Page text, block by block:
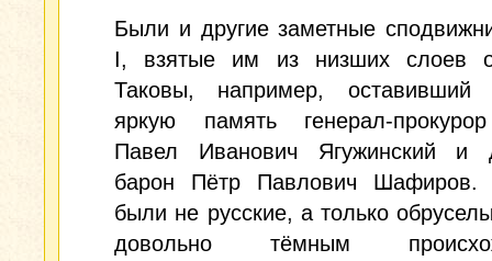
Были и другие заметные
I, взятые им из низших слоев
Таковы, например,
яркую память генерал-
Павел Иванович Ягужинский и
барон Пётр Павлович
были не русские, а только
довольно тёмным